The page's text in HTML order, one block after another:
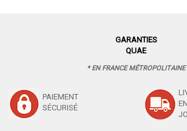
GARANTIES
QUAE
* EN FRANCE MÉTROPOLITAINE
PAIEMENT
SÉCURISÉ